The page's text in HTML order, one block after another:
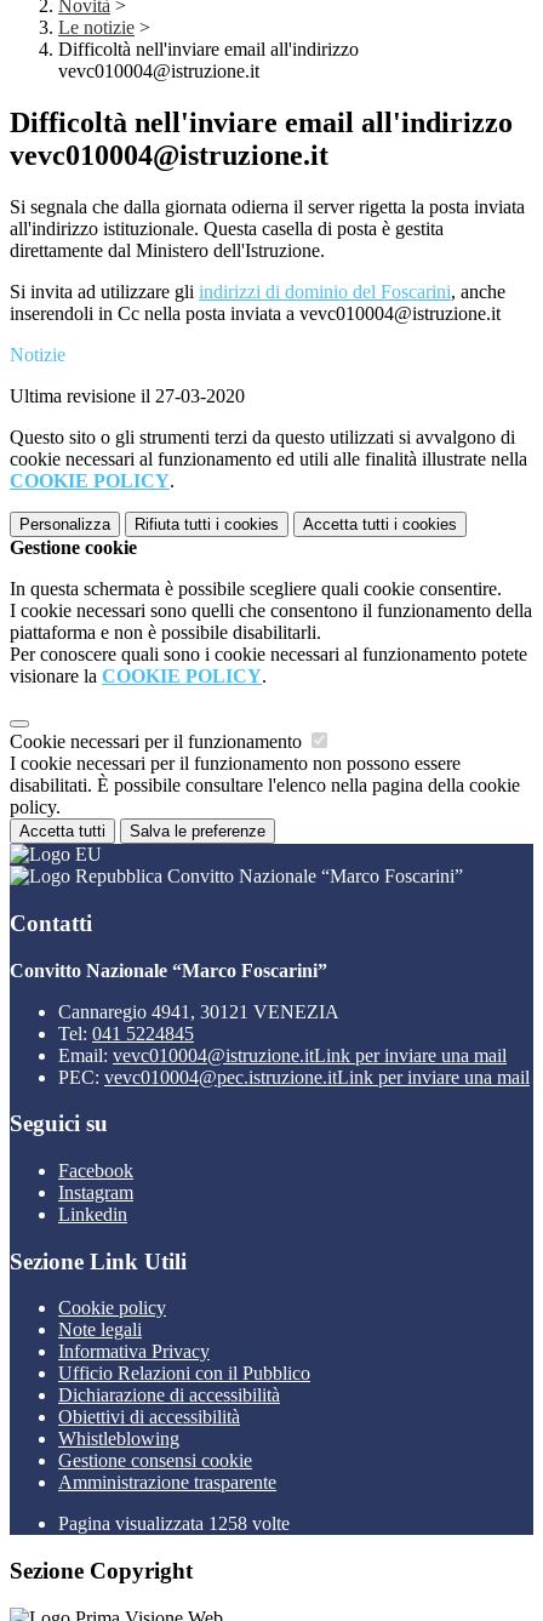
Novità >
Le notizie >
Difficoltà nell'inviare email all'indirizzo
vevc010004@istruzione.it
Difficoltà nell'inviare email all'indirizzo
vevc010004@istruzione.it
Si segnala che dalla giornata odierna il server rigetta la posta inviata
all'indirizzo istituzionale. Questa casella di posta è gestita
direttamente dal Ministero dell'Istruzione.
Si invita ad utilizzare gli indirizzi di dominio del Foscarini, anche
inserendoli in Cc nella posta inviata a vevc010004@istruzione.it
Notizie
Ultima revisione il 27-03-2020
Questo sito o gli strumenti terzi da questo utilizzati si avvalgono di
cookie necessari al funzionamento ed utili alle finalità illustrate nella
COOKIE POLICY.
Personalizza Rifiuta tutti i cookies Accetta tutti i cookies
Gestione cookie
In questa schermata è possibile scegliere quali cookie consentire.
I cookie necessari sono quelli che consentono il funzionamento della
piattaforma e non è possibile disabilitarli.
Per conoscere quali sono i cookie necessari al funzionamento potete
visionare la COOKIE POLICY.
Cookie necessari per il funzionamento
I cookie necessari per il funzionamento non possono essere
disabilitati. È possibile consultare l'elenco nella pagina della cookie
policy.
Accetta tutti Salva le preferenze
Convitto Nazionale “Marco Foscarini”
Contatti
Convitto Nazionale “Marco Foscarini”
Cannaregio 4941, 30121 VENEZIA
Tel: 041 5224845
Email: vevc010004@istruzione.itLink per inviare una mail
PEC: vevc010004@pec.istruzione.itLink per inviare una mail
Seguici su
Facebook
Instagram
Linkedin
Sezione Link Utili
Cookie policy
Note legali
Informativa Privacy
Ufficio Relazioni con il Pubblico
Dichiarazione di accessibilità
Obiettivi di accessibilità
Whistleblowing
Gestione consensi cookie
Amministrazione trasparente
Pagina visualizzata 1258 volte
Sezione Copyright